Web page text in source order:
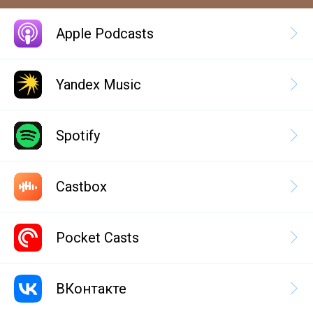
Apple Podcasts
Yandex Music
Spotify
Castbox
Pocket Casts
ВКонтакте